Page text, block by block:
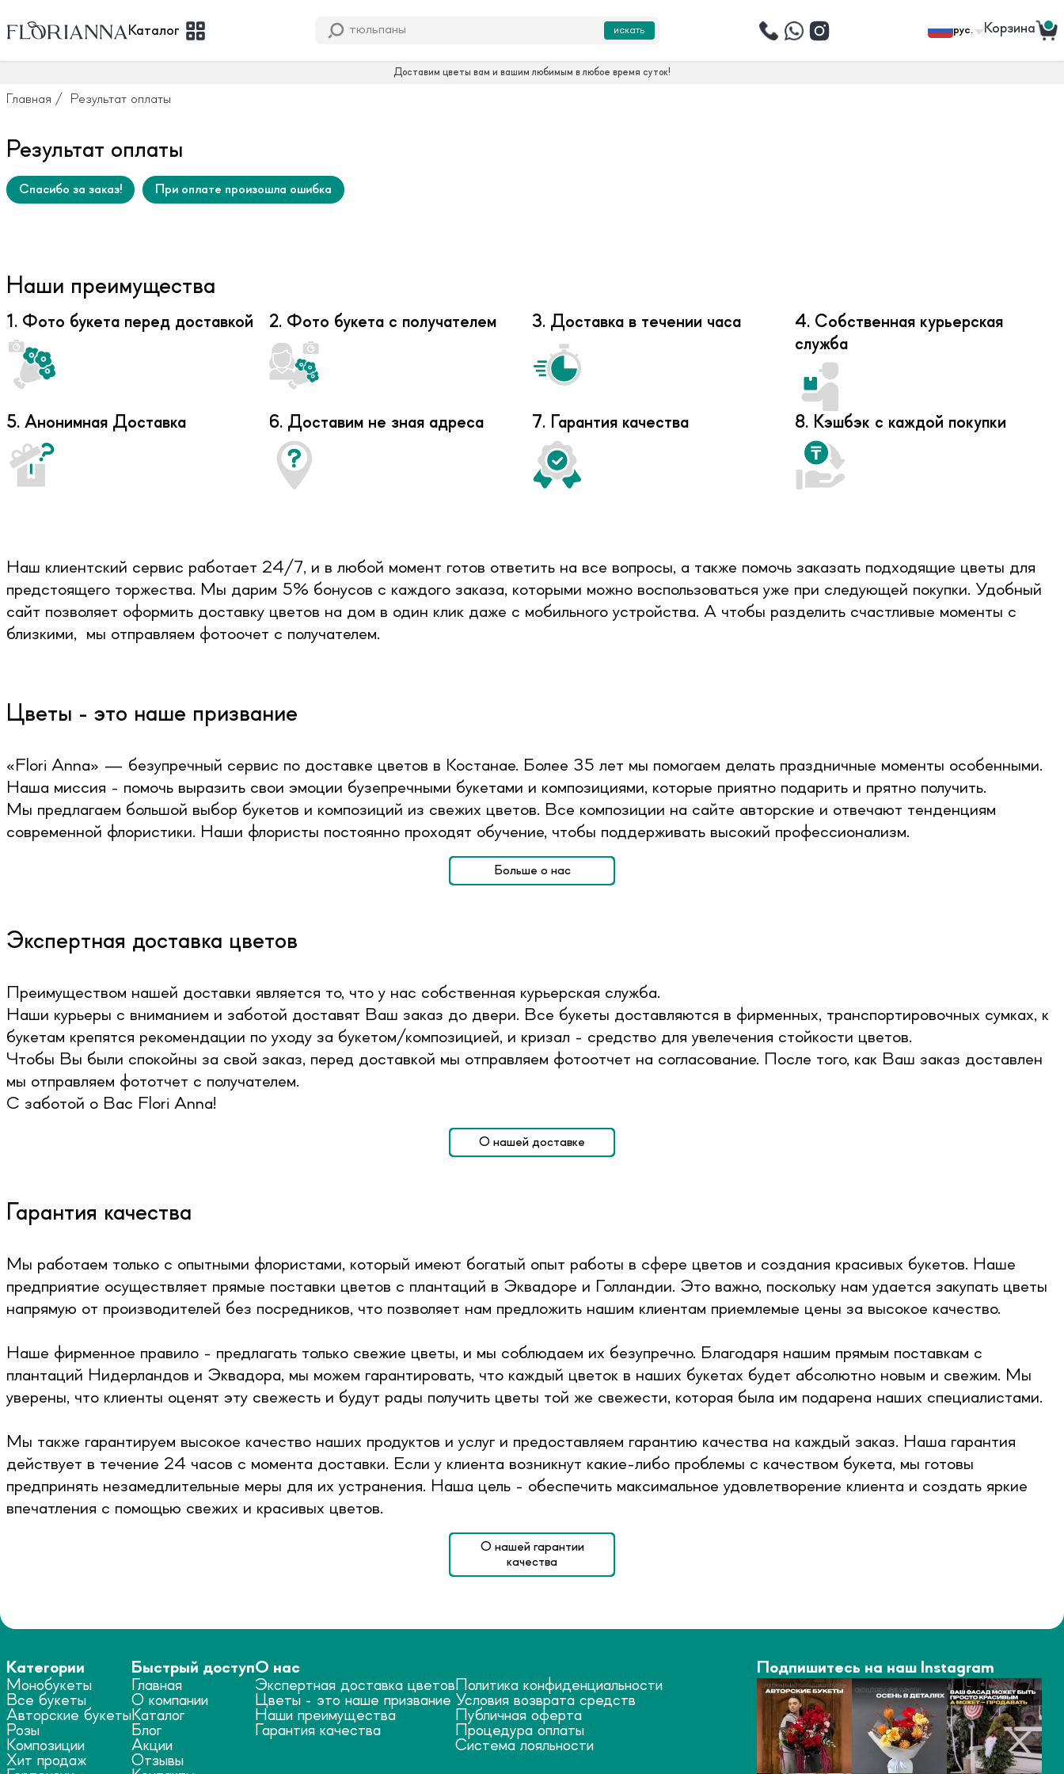
Каталог искать рус. Корзина
Доставим цветы вам и вашим любимым в любое время суток!
Главная / Результат оплаты
Результат оплаты
Спасибо за заказ! При оплате произошла ошибка
Наши преимущества
1. Фото букета перед доставкой 2. Фото букета с получателем 3. Доставка в течении часа
4. Собственная курьерская
служба
5. Анонимная Доставка 6. Доставим не зная адреса 7. Гарантия качества 8. Кэшбэк с каждой покупки
Наш клиентский сервис работает 24/7, и в любой момент готов ответить на все вопросы, а также помочь заказать подходящие цветы для
предстоящего торжества. Мы дарим 5% бонусов с каждого заказа, которыми можно воспользоваться уже при следующей покупки. Удобный
сайт позволяет оформить доставку цветов на дом в один клик даже с мобильного устройства. А чтобы разделить счастливые моменты с
близкими, мы отправляем фотоочет с получателем.
Цветы - это наше призвание
«Flori Anna» — безупречный сервис по доставке цветов в Костанае. Более 35 лет мы помогаем делать праздничные моменты особенными.
Наша миссия - помочь выразить свои эмоции бузепречными букетами и композициями, которые приятно подарить и прятно получить.
Мы предлагаем большой выбор букетов и композиций из свежих цветов. Все композиции на сайте авторские и отвечают тенденциям
современной флористики. Наши флористы постоянно проходят обучение, чтобы поддерживать высокий профессионализм.
Больше о нас
Экспертная доставка цветов
Преимуществом нашей доставки является то, что у нас собственная курьерская служба.
Наши курьеры с вниманием и заботой доставят Ваш заказ до двери. Все букеты доставляются в фирменных, транспортировочных сумках, к
букетам крепятся рекомендации по уходу за букетом/композицией, и кризал - средство для увелечения стойкости цветов.
Чтобы Вы были спокойны за свой заказ, перед доставкой мы отправляем фотоотчет на согласование. После того, как Ваш заказ доставлен
мы отправляем фототчет с получателем.
С заботой о Вас Flori Anna!
О нашей доставке
Гарантия качества
Мы работаем только с опытными флористами, который имеют богатый опыт работы в сфере цветов и создания красивых букетов. Наше
предприятие осуществляет прямые поставки цветов с плантаций в Эквадоре и Голландии. Это важно, поскольку нам удается закупать цветы
напрямую от производителей без посредников, что позволяет нам предложить нашим клиентам приемлемые цены за высокое качество.
Наше фирменное правило - предлагать только свежие цветы, и мы соблюдаем их безупречно. Благодаря нашим прямым поставкам с
плантаций Нидерландов и Эквадора, мы можем гарантировать, что каждый цветок в наших букетах будет абсолютно новым и свежим. Мы
уверены, что клиенты оценят эту свежесть и будут рады получить цветы той же свежести, которая была им подарена наших специалистами.
Мы также гарантируем высокое качество наших продуктов и услуг и предоставляем гарантию качества на каждый заказ. Наша гарантия
действует в течение 24 часов с момента доставки. Если у клиента возникнут какие-либо проблемы с качеством букета, мы готовы
предпринять незамедлительные меры для их устранения. Наша цель - обеспечить максимальное удовлетворение клиента и создать яркие
впечатления с помощью свежих и красивых цветов.
О нашей гарантии
качества
Категории
Монобукеты
Все букеты
Авторские букеты
Розы
Композиции
Хит продаж
Быстрый доступ
Главная
О компании
Каталог
Блог
Акции
Отзывы
О нас
Экспертная доставка цветов
Цветы - это наше призвание
Наши преимущества
Гарантия качества
Политика конфиденциальности
Условия возврата средств
Публичная оферта
Процедура оплаты
Система лояльности
Подпишитесь на наш Instagram